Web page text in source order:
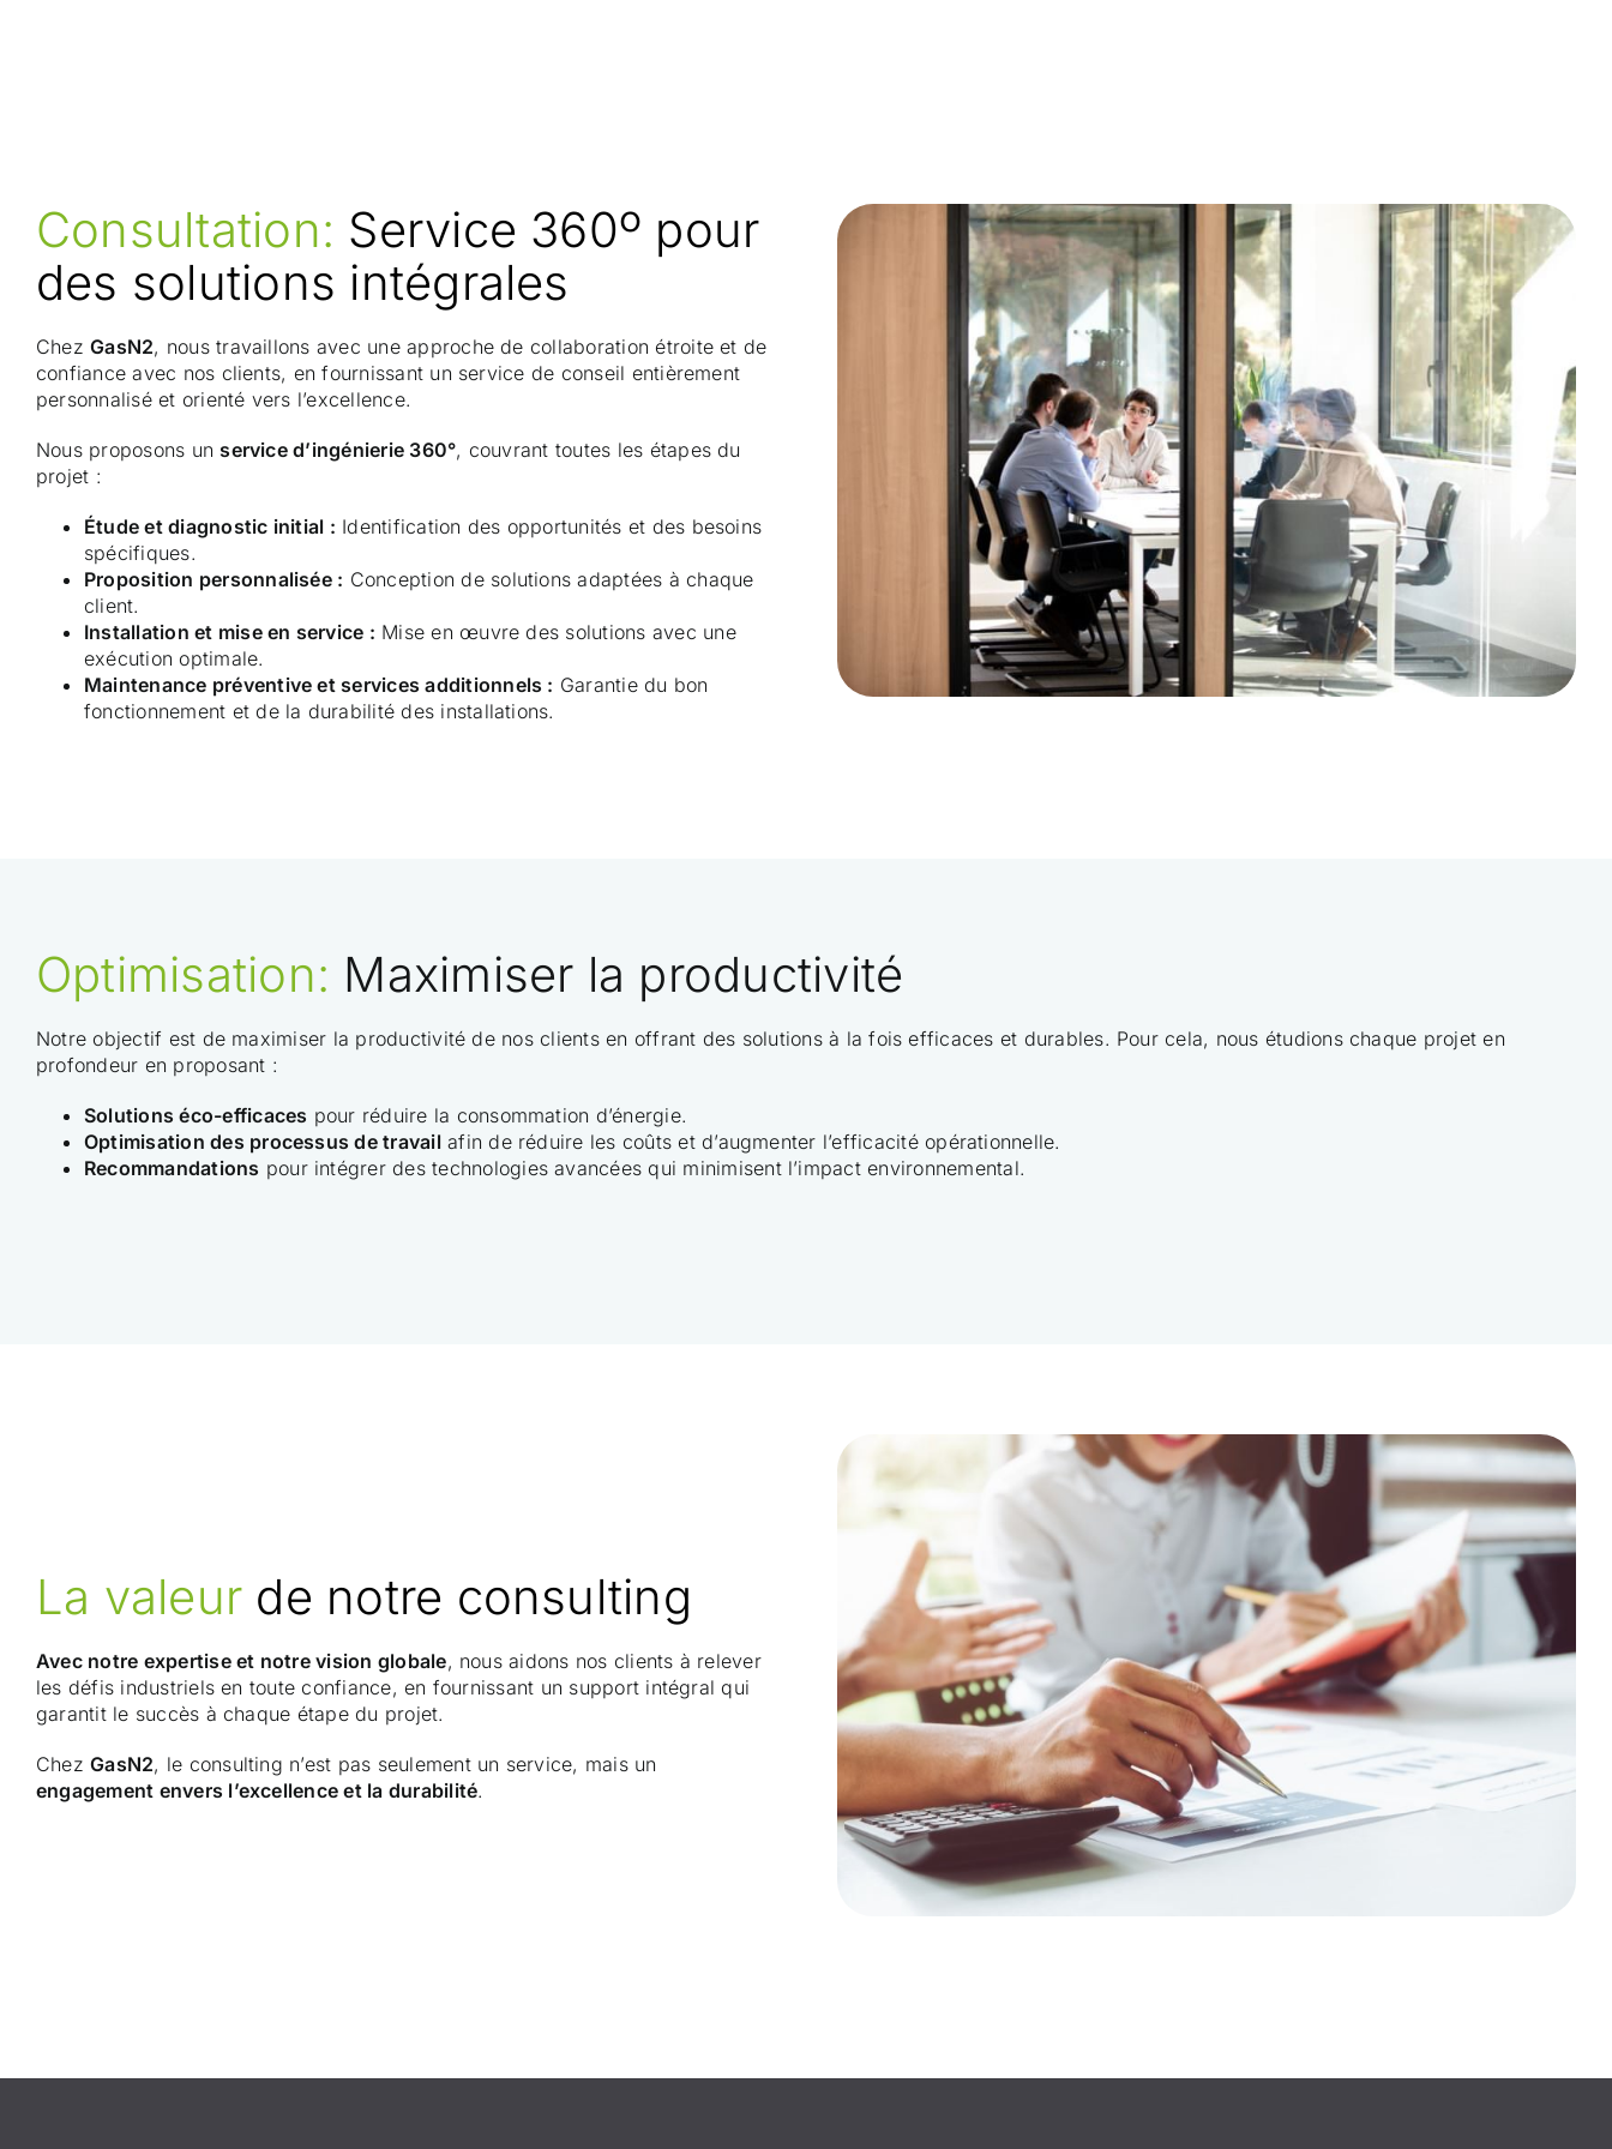
Consultation: Service 360º pour
des solutions intégrales
ChezGasN2, nous travaillons avec une approche de collaboration étroite et de
confiance avec nos clients, en fournissant un service de conseil entièrement
personnalisé et orienté vers l’excellence.
Nous proposons un service d’ingénierie 360°, couvrant toutes les étapes du
projet :
Étude et diagnostic initial : Identification des opportunités et des besoins
spécifiques.
Proposition personnalisée : Conception de solutions adaptées à chaque
client.
Installation et mise en service : Mise en œuvre des solutions avec une
exécution optimale.
Maintenance préventive et services additionnels : Garantie du bon
fonctionnement et de la durabilité des installations.
Optimisation: Maximiser la productivité
Notre objectif est de maximiser la productivité de nos clients en offrant des solutions à la fois efficaces et durables. Pour cela, nous étudions chaque projet en
profondeur en proposant :
Solutions éco-efficaces pour réduire la consommation d’énergie.
Optimisation des processus de travailafin de réduire les coûts et d’augmenter l’efficacité opérationnelle.
Recommandations pour intégrer des technologies avancées qui minimisent l’impact environnemental.
La valeur de notre consulting
Avec notre expertise et notre vision globale, nous aidons nos clients à relever
les défis industriels en toute confiance, en fournissant un support intégral qui
garantit le succès à chaque étape du projet.
ChezGasN2, le consulting n’est pas seulement un service, mais un
engagement envers l’excellence et la durabilité.